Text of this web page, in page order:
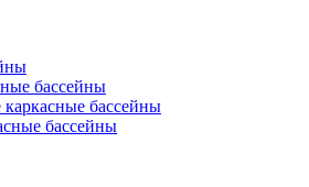
бассейны
бассейны
бассейны